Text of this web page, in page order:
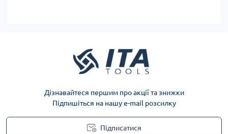
Дізнавайтеся першим про акції та знижки
Підпишіться на нашу e-mail розсилку
Підписатися